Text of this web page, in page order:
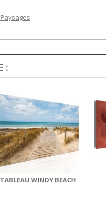
:
TABLEAU WINDY BEACH